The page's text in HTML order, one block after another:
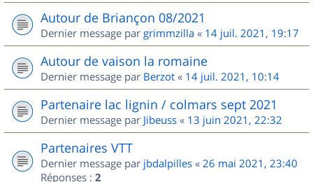
Autour de Briançon 08/2021
Dernier message par grimmzilla « 14 juil. 2021, 19:17
Autour de vaison la romaine
Dernier message par Berzot « 14 juil. 2021, 10:14
Partenaire lac lignin / colmars sept 2021
Dernier message par Jibeuss « 13 juin 2021, 22:32
Partenaires VTT
Dernier message par jbdalpilles « 26 mai 2021, 23:40
Réponses : 2